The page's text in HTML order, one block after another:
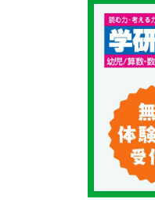
「こそだてまっぷ」とは
サイトのご利⽤にあたって